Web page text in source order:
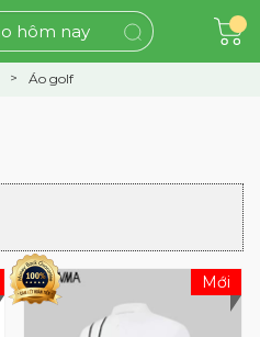
Áo golf
Mới